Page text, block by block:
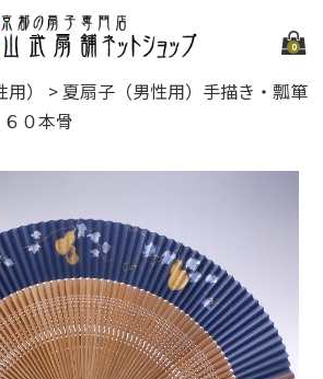
0
） > 夏扇子（男性用）手描き・瓢箪
０本骨